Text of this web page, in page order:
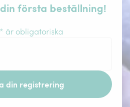
första beställning!
är obligatoriska
din registrering